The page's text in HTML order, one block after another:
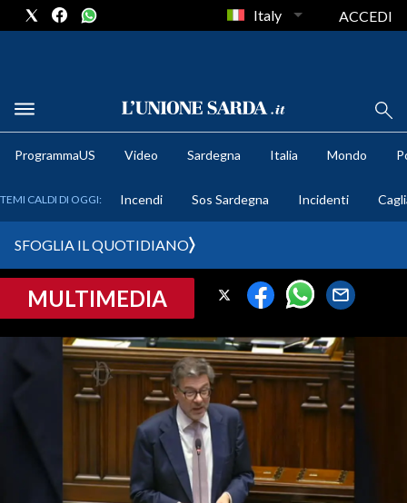
METEO
CRONACA SARDEGNA
PROVINCIA DI CAGLIARI
SULCIS IGLESIENTE
ORISTANO E PROVINCIA
Italy ACCEDI
ProgrammaUS Video Sardegna Italia Mondo
TEMI CALDI DI OGGI: Incendi Sos Sardegna Incidenti
SFOGLIA IL QUOTIDIANO
MULTIMEDIA